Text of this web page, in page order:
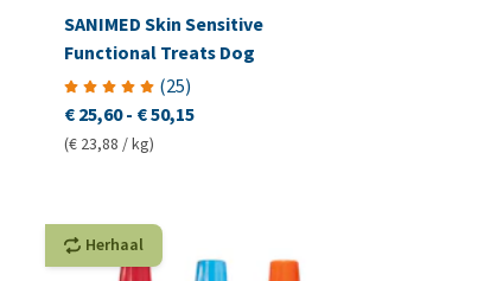
SANIMED Skin Sensitive
Functional Treats Dog
(25)
€ 25,60- € 50,15
(€ 23,88 / kg)
Herhaal